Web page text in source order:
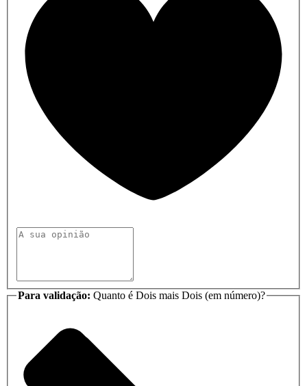
Para validação: Quanto é Dois mais Dois (em número)?